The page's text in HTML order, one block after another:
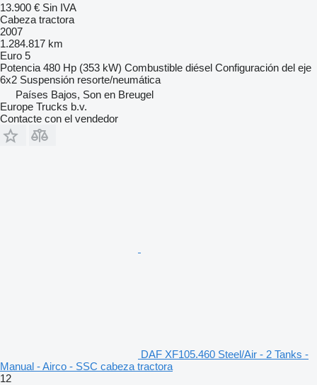
13.900 € Sin IVA
Cabeza tractora
2007
1.284.817 km
Euro 5
Potencia 480 Hp (353 kW) Combustible diésel Configuración del eje
6x2 Suspensión resorte/neumática
Países Bajos, Son en Breugel
Europe Trucks b.v.
Contacte con el vendedor
DAF XF105.460 Steel/Air - 2 Tanks -
Manual - Airco - SSC cabeza tractora
12